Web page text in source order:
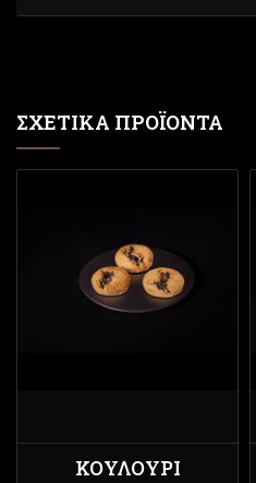
ΣΧΕΤΙΚΆ ΠΡΟΪΌΝΤΑ
ΚΟΥΛΟΎΡΙ